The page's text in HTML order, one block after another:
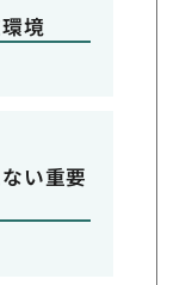
境
い重要